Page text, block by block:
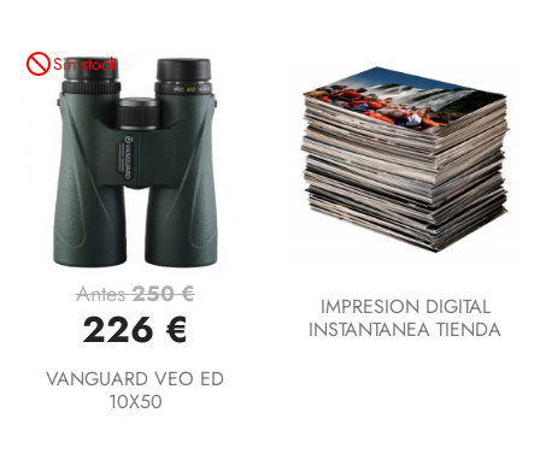
not_interestedSin stock
Antes250 €
226 €
VANGUARD VEO ED
10X50
IMPRESION DIGITAL
INSTANTANEA TIENDA